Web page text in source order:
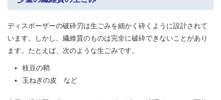
ディスポーザーの破砕刃は生ごみを細かく砕くように設計されて
います。しかし、繊維質のものは完全に破砕できないことがあり
ます。たとえば、次のような生ごみです。
枝豆の鞘
玉ねぎの皮 など